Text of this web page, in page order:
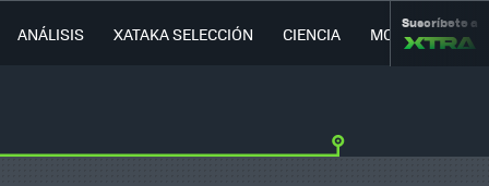
ANÁLISIS XATAKA SELECCIÓN CIENCIA MOVILIDAD
Suscríbete a